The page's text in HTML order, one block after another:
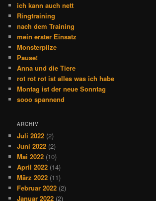
ich kann auch nett
Ringtraining
nach dem Training
mein erster Einsatz
Monsterpilze
Pause!
Anna und die Tiere
rot rot rot ist alles was ich habe
Montag ist der neue Sonntag
sooo spannend
ARCHIV
Juli 2022 (2)
Juni 2022 (2)
Mai 2022 (10)
April 2022 (14)
März 2022 (11)
Februar 2022 (2)
Januar 2022 (2)